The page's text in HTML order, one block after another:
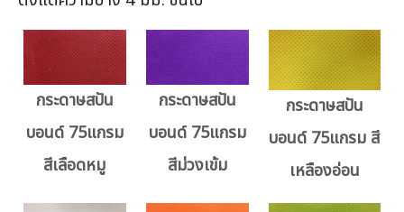
กระดาษสปัน
บอนด์ 75แกรม
สีเลือดหมู
กระดาษสปัน
บอนด์ 75แกรม
สีม่วงเข้ม
กระดาษสปัน
บอนด์ 75แกรม สี
เหลืองอ่อน